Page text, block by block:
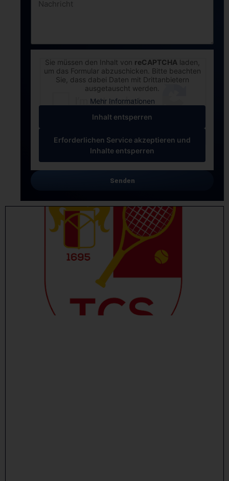
Sie müssen den Inhalt von reCAPTCHA laden,
um das Formular abzuschicken. Bitte beachten
Sie, dass dabei Daten mit Drittanbietern
ausgetauscht werden.
Mehr Informationen
Inhalt entsperren
Erforderlichen Service akzeptieren und
Inhalte entsperren
Senden